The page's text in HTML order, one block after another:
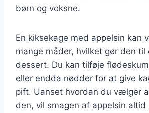
børn og voksne.
En kiksekage med appelsin kan
mange måder, hvilket gør den til
dessert. Du kan tilføje
eller endda nødder for at give
pift. Uanset hvordan du vælger
den, vil smagen af appelsin altid